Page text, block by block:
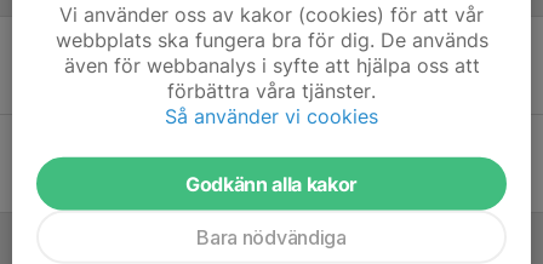
Lör 24
11:00
Malå IF - Lule Volley
Malå
13:00
Malå
Vi använder oss av kakor (cookies) för att vår
webbplats ska fungera bra för dig. De används
även för webbanalys i syfte att hjälpa oss att
förbättra våra tjänster.
Så använder vi cookies
Godkänn alla kakor
Bara nödvändiga